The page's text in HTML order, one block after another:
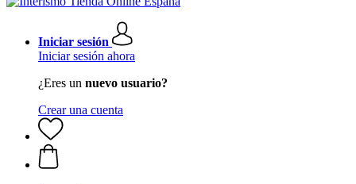
Iniciar sesión
Iniciar sesión ahora
¿Eres un nuevo usuario?
Crear una cuenta